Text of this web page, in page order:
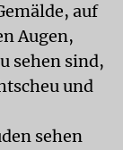
auf
Augen,
sehen sind,
und
sehen